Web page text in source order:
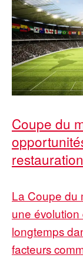
Coupe du
La Coupe du
une
longtemps
facteurs